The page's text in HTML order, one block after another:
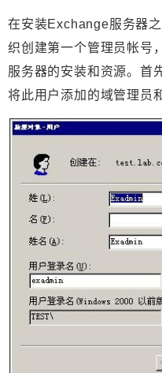
在安装Exchange服务器
织创建第一个管理员帐号
服务器的安装和资源。首
将此用户添加的域管理员